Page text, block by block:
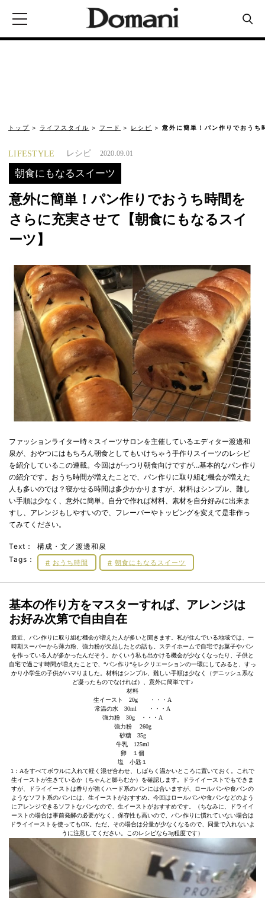
トップ ライフスタイル フード レシピ 意外に簡単！パン作りでおう
LIFESTYLE レシピ 2020.09.01
朝食にもなるスイーツ
意外に簡単！パン作りでおうち時間を
さらに充実させて【朝食にもなるスイ
ーツ】
ファッションライター時々スイーツサロンを主催しているエディター渡邊和
泉が、おやつにはもちろん朝食としてもいけちゃう手作りスイーツのレシピ
を紹介しているこの連載。今回はがっつり朝食向けですが…基本的なパン作り
の紹介です。おうち時間が増えたことで、パン作りに取り組む機会が増えた
人も多いのでは？寝かせる時間は多少かかりますが、材料はシンプル、難し
い手順は少なく、意外に簡単。自分で作れば材料、素材を自分好みに出来ま
すし、アレンジもしやすいので、フレーバーやトッピングを変えて是非作っ
てみてください。
Text：
構成・文／渡邊和泉
Tags：
おうち時間 朝食にもなるスイーツ
基本の作り方をマスターすれば、アレンジは
お好み次第で自由自在
最近、パン作りに取り組む機会が増えた人が多いと聞きます。私が住んでいる地域では、一
時期スーパーから薄力粉、強力粉が欠品したとの話も。ステイホームで自宅でお菓子やパン
を作っている人が多かったんだそう。かくいう私も出かける機会が少なくなったり、子供と
自宅で過ごす時間が増えたことで、“パン作り“をレクリエーションの一環にしてみると、すっ
かり小学生の子供がハマりました。材料はシンプル、難しい手順は少なく（デニッシュ系な
ど凝ったものでなければ）、意外に簡単です♪
材料
生イースト 20g ・・・A
常温の水 30ml ・・・A
強力粉 30g ・・・A
強力粉 260g
砂糖 35g
牛乳 125ml
卵 １個
塩 小匙１
1：Aをすべてボウルに入れて軽く混ぜ合わせ、しばらく温かいところに置いておく。これで
生イーストが生きているか（ちゃんと膨らむか）を確認します。ドライイーストでもできま
すが、ドライイーストは香りが強くハード系のパンには合いますが、ロールパンや食パンの
ようなソフト系のパンには、生イーストがおすすめ。今回はロールパンや食パンなどのよう
にアレンジできるソフトなパンなので、生イーストがおすすめです。（ちなみに、ドライイ
ーストの場合は事前発酵の必要がなく、保存性も高いので、パン作りに慣れていない場合は
ドライイーストを使ってもOK。ただ、その場合は分量が少なくなるので、同量で入れないよ
うに注意してください。このレシピなら3g程度です）